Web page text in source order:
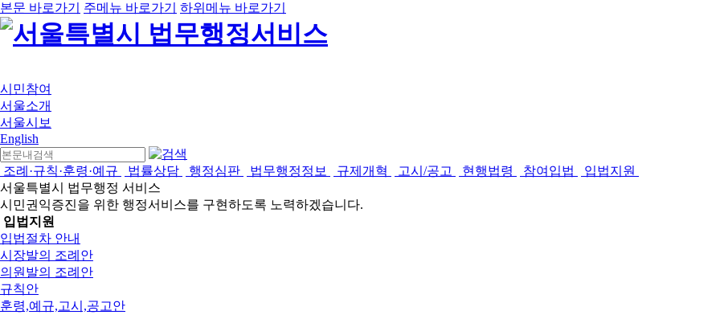
본문 바로가기 주메뉴 바로가기 하위메뉴 바로가기
시민참여
서울소개
서울시보
English
조례·규칙·훈령·예규 법률상담 행정심판 법무행정정보 규제개혁 고시/공고 현행법령 참여입법
입법지원
서울특별시 법무행정 서비스
시민권익증진을 위한 행정서비스를 구현하도록 노력하겠습니다.
입법지원
입법절차 안내
시장발의 조례안
의원발의 조례안
규칙안
훈령,예규,고시,공고안